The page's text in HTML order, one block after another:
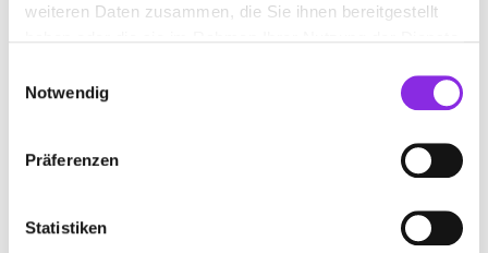
weiteren Daten zusammen, die Sie ihnen bereitgestellt
Notwendig
Präferenzen
Statistiken
Finden
Sankt Johanner Straße 53
| 55576 Sprendlingen DE